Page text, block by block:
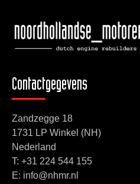
Contactgegevens
Zandzegge 18
1731 LP Winkel (NH)
Nederland
T: +31 224 544 155
E: info@nhmr.nl